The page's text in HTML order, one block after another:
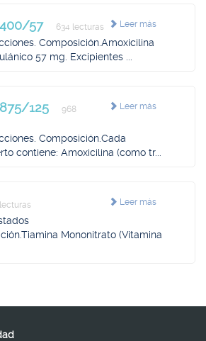
Leer más
57 634 lecturas
Composición.Amoxicilina
57 mg. Excipientes ...
Leer más
125
968
Composición.Cada
contiene: Amoxicilina (como tr...
Leer más
Mononitrato (Vitamina